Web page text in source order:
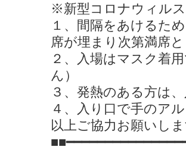
※新型コロナウィル
１、間隔をあけるた
席が埋まり次第満席
２、入場はマスク着
ん）
３、発熱のある方は
４、入り口で手のア
以上ご協力お願いし